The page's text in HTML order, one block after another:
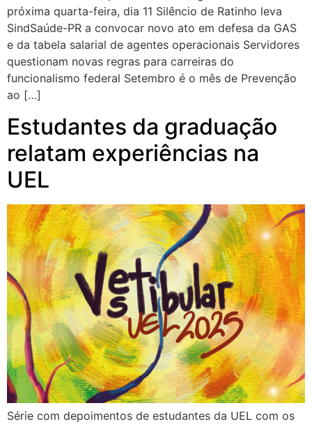
próxima quarta-feira, dia 11 Silêncio de Ratinho leva
SindSaúde-PR a convocar novo ato em defesa da GAS
e da tabela salarial de agentes operacionais Servidores
questionam novas regras para carreiras do
funcionalismo federal Setembro é o mês de Prevenção
ao […]
Estudantes da graduação
relatam experiências na
UEL
Série com depoimentos de estudantes da UEL com os